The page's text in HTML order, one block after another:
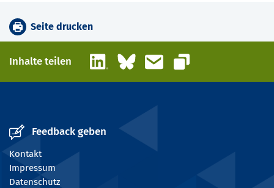
Seite drucken
Inhalte teilen LinkedInBlueskyE-Mail
Link kopieren
Feedback geben
Kontakt
Impressum
Datenschutz